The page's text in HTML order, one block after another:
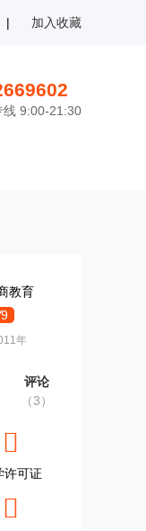
| 加入收藏
线 9:00-21:30
教育
9
年
评论
（3）
许可证